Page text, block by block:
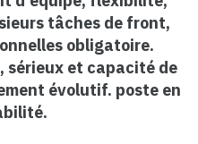
tâches de front,
obligatoire.
et capacité de
évolutif. poste en